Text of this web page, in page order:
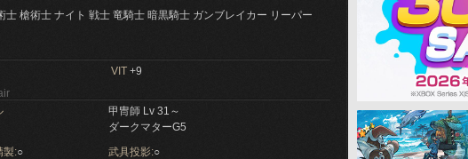
士 槍術士 ナイト 戦士 竜騎士 暗黒騎士 ガンブレイカー リーパー
VIT +9
甲冑師 Lv 31～
ダークマターG5
製:○ 武具投影:○